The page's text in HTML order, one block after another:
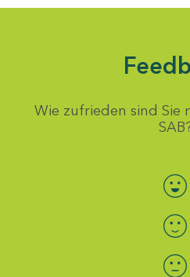
Wie zufrieden sind Sie